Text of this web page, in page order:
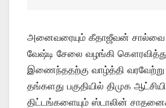
அனைவரையும் கீதாஜீவன் சால்வை
வேஷ்டி சேலை வழங்கி கௌரவித்து
இணைந்ததற்கு வாழ்த்தி வரவேற்று
தங்களது பகுதியில் திமுக
திட்டங்களையும் ஸ்டாலின்